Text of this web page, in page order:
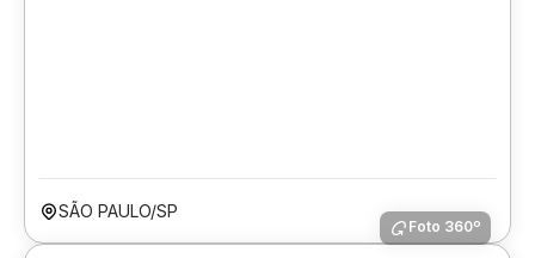
SÃO PAULO/SP
Foto 360º